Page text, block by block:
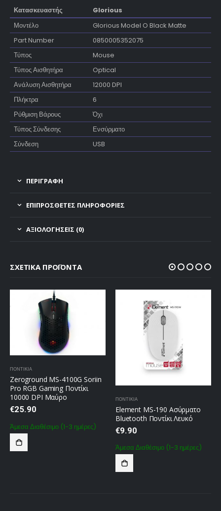
Κατασκευαστής
Glorious
Μοντέλο
Glorious Model O Black Matte
Part Number
0850005352075
Τύπος
Mouse
Τύπος Αισθητήρα
Optical
Ανάλυση Αισθητήρα
12000 DPI
Πλήκτρα
6
Ρύθμιση Βάρους
Όχι
Τύπος Σύνδεσης
Ενσύρματο
Σύνδεση
USB
ΠΕΡΙΓΡΑΦΗ
ΕΠΙΠΡΌΣΘΕΤΕΣ ΠΛΗΡΟΦΟΡΊΕΣ
ΑΞΙΟΛΟΓΉΣΕΙΣ (0)
ΣΧΕΤΙΚΆ ΠΡΟΪΌΝΤΑ
ΠΟΝΤΙΚΙΑ
Zeroground MS-4100G Soriin
Pro RGB Gaming Ποντίκι
10000 DPI Μαύρο
€25.90
Άμεσα Διαθέσιμο (1-3 ημέρες)
ΠΟΝΤΙΚΙΑ
Element MS-190 Ασύρματο
Bluetooth Ποντίκι Λευκό
€9.90
Άμεσα Διαθέσιμο (1-3 ημέρες)